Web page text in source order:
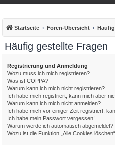
Startseite Foren-Übersicht
Häufig gestellte Fragen
Registrierung und Anmeldung
Wozu muss ich mich registrieren?
Was ist COPPA?
Warum kann ich mich nicht registrieren?
Ich habe mich registriert, kann mich aber
Warum kann ich mich nicht anmelden?
Ich habe mich vor einiger Zeit registriert,
Ich habe mein Passwort vergessen!
Warum werde ich automatisch abgemeldet?
Wozu ist die Funktion „Alle Cookies